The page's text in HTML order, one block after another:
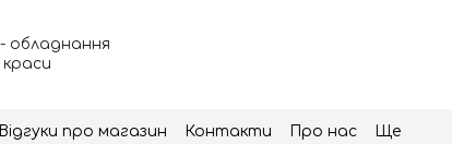
Відгуки про магазин Контакти Про нас Ще